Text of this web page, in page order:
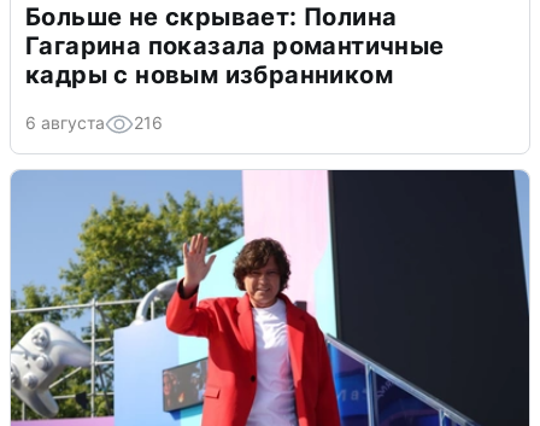
Больше не скрывает: Полина
Гагарина показала романтичные
кадры с новым избранником
6 августа 216